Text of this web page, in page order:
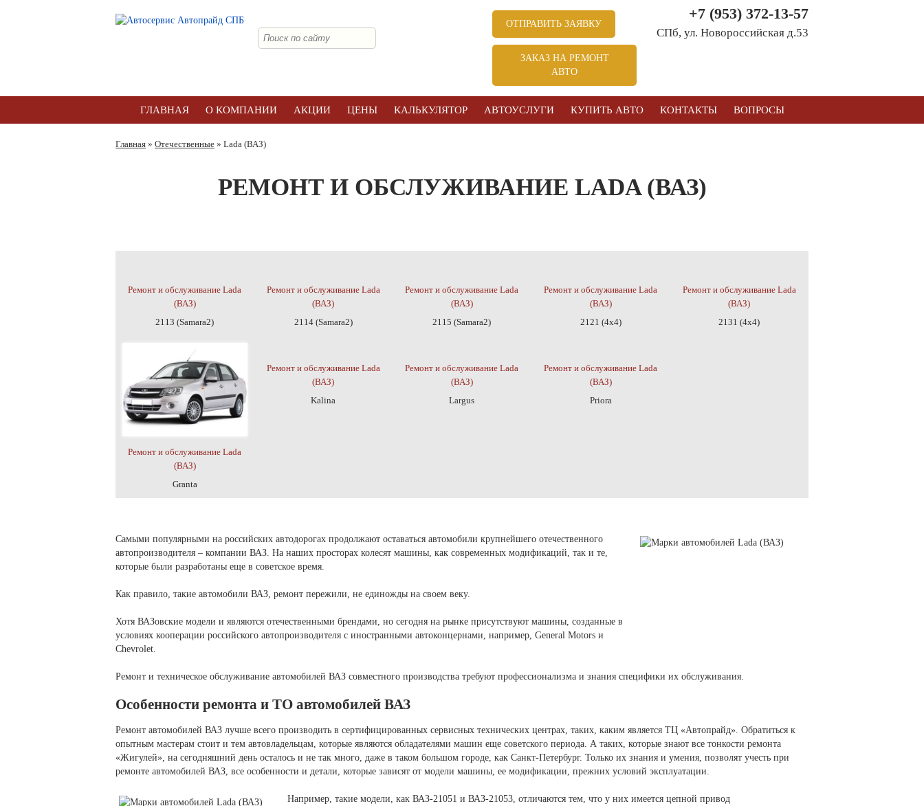
+7 (953) 372-13-57
СПб, ул. Новоросcийская д.53
ОТПРАВИТЬ ЗАЯВКУ
ЗАКАЗ НА РЕМОНТ
АВТО
ГЛАВНАЯ О КОМПАНИИ АКЦИИ ЦЕНЫ КАЛЬКУЛЯТОР АВТОУСЛУГИ КУПИТЬ АВТО КОНТАКТЫ ВОПРОСЫ
Главная » Отечественные » Lada (ВАЗ)
РЕМОНТ И ОБСЛУЖИВАНИЕ LADA (ВАЗ)
Ремонт и обслуживание Lada
(ВАЗ)
2113 (Samara2)
Ремонт и обслуживание Lada
(ВАЗ)
2114 (Samara2)
Ремонт и обслуживание Lada
(ВАЗ)
2115 (Samara2)
Ремонт и обслуживание Lada
(ВАЗ)
2121 (4x4)
Ремонт и обслуживание Lada
(ВАЗ)
2131 (4x4)
Ремонт и обслуживание Lada
(ВАЗ)
Granta
Ремонт и обслуживание Lada
(ВАЗ)
Kalina
Ремонт и обслуживание Lada
(ВАЗ)
Largus
Ремонт и обслуживание Lada
(ВАЗ)
Priora
Самыми популярными на российских автодорогах продолжают оставаться автомобили крупнейшего отечественного
автопроизводителя – компании ВАЗ. На наших просторах колесят машины, как современных модификаций, так и те,
которые были разработаны еще в советское время.
Как правило, такие автомобили ВАЗ, ремонт пережили, не единожды на своем веку.
Хотя ВАЗовские модели и являются отечественными брендами, но сегодня на рынке присутствуют машины, созданные в
условиях кооперации российского автопроизводителя с иностранными автоконцернами, например, General Motors и
Chevrolet.
Ремонт и техническое обслуживание автомобилей ВАЗ совместного производства требуют профессионализма и знания специфики их обслуживания.
Особенности ремонта и ТО автомобилей ВАЗ
Ремонт автомобилей ВАЗ лучше всего производить в сертифицированных сервисных технических центрах, таких, каким является ТЦ «Автопрайд». Обратиться к
опытным мастерам стоит и тем автовладельцам, которые являются обладателями машин еще советского периода. А таких, которые знают все тонкости ремонта
«Жигулей», на сегодняшний день осталось и не так много, даже в таком большом городе, как Санкт-Петербург. Только их знания и умения, позволят учесть при
ремонте автомобилей ВАЗ, все особенности и детали, которые зависят от модели машины, ее модификации, прежних условий эксплуатации.
Например, такие модели, как ВАЗ-21051 и ВАЗ-21053, отличаются тем, что у них имеется цепной привод